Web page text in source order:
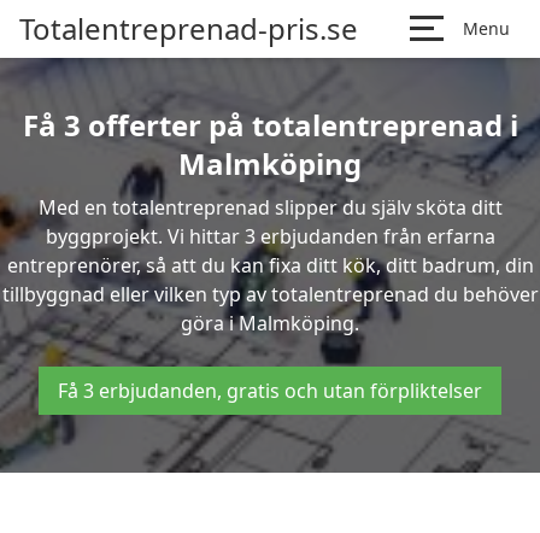
Totalentreprenad-pris.se Menu
Få 3 offerter på totalentreprenad i
Malmköping
Med en totalentreprenad slipper du själv sköta ditt
byggprojekt. Vi hittar 3 erbjudanden från erfarna
entreprenörer, så att du kan fixa ditt kök, ditt badrum, din
tillbyggnad eller vilken typ av totalentreprenad du behöver
göra i Malmköping.
Få 3 erbjudanden, gratis och utan förpliktelser